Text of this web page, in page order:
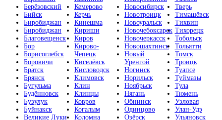
Берёзовский
Бийск
Биробиджан
Биробиджан
Благовещенск
Бор
Борисоглебск
Боровичи
Братск
Брянск
Бугульма
Будённовск
Бузулук
Буйнакск
Великие Луки
Кемерово
Керчь
Кинешма
Кириши
Киров
Кирово-
Чепецк
Киселёвск
Кисловодск
Климовск
Клин
Клинцы
Ковров
Когалым
Коломна
Новосибирск
Новотроицк
Новоуральск
Новочебоксарск
Новочеркасск
Новошахтинск
Новый
Уренгой
Ногинск
Норильск
Ноябрьск
Нягань
Обнинск
Одинцово
Озёрск
Тверь
Тимашёвск
Тихвин
Тихорецк
Тобольск
Тольятти
Томск
Троицк
Туапсе
Туймазы
Тула
Тюмень
Узловая
Улан-Удэ
Ульяновск